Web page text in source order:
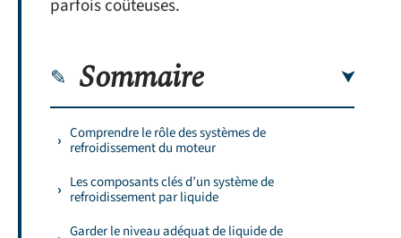
parfois coûteuses.
Sommaire
Comprendre le rôle des systèmes de
refroidissement du moteur
Les composants clés d’un système de
refroidissement par liquide
Garder le niveau adéquat de liquide de